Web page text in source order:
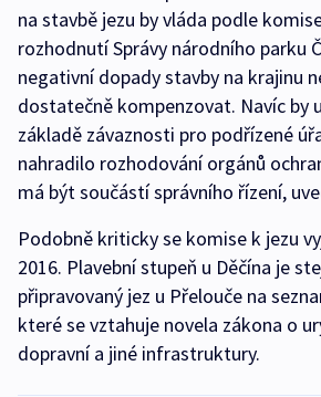
na stavbě jezu by vláda podle
rozhodnutí Správy národního parku
negativní dopady stavby na krajinu
dostatečně kompenzovat. Navíc by
základě závaznosti pro podřízené
nahradilo rozhodování orgánů
má být součástí správního řízení,
Podobně kriticky se komise k jezu
2016. Plavební stupeň u Děčína je
připravovaný jez u Přelouče na
které se vztahuje novela zákona o
dopravní a jiné infrastruktury.